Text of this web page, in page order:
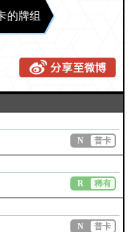
的牌组
N 普卡
R 稀有
N 普卡